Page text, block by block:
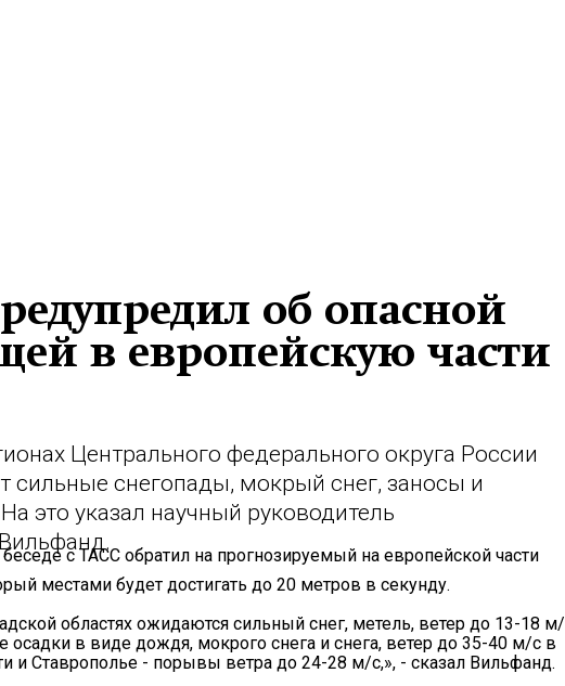
об опасной
в европейскую части
Центрального федерального округа России
сильные снегопады, мокрый снег, заносы и
это указал научный руководитель
с ТАСС обратил на прогнозируемый на европейской части
местами будет достигать до 20 метров в секунду.
областях ожидаются сильный снег, метель, ветер до 13-18 м/
в виде дождя, мокрого снега и снега, ветер до 35-40 м/с в
и Ставрополье - порывы ветра до 24-28 м/с,», - сказал Вильфанд.